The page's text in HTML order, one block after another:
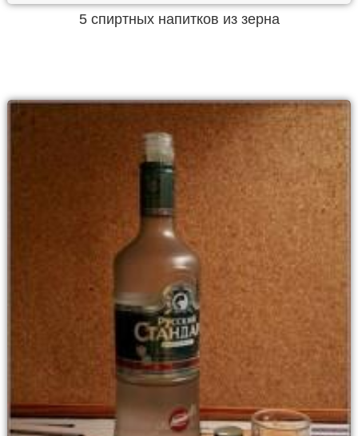
5 спиртных напитков из зерна